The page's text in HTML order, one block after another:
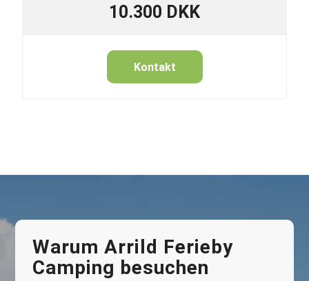
10.300 DKK
Kontakt
Warum Arrild Ferieby
Camping besuchen